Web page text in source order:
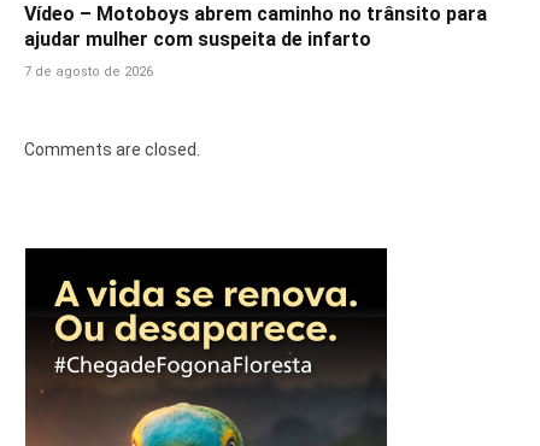
Vídeo – Motoboys abrem caminho no trânsito para
ajudar mulher com suspeita de infarto
7 de agosto de 2026
Comments are closed.